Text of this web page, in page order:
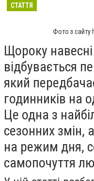
СТАТТЯ
Фото з сайту
Щороку навесні
відбувається
який
годинників на
Це одна з
сезонних змін,
на режим дня,
самопочуття